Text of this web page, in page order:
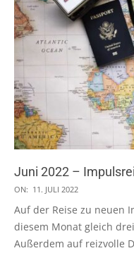
Juni 2022 –
2022-
07-
11
ON: 11. JULI 2022
Auf der Reise zu neuen
diesem Monat gleich
Außerdem auf reizvolle